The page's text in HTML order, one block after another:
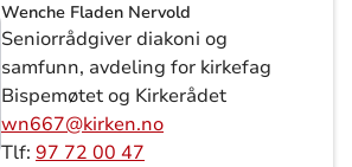
Wenche Fladen Nervold
Seniorrådgiver diakoni og
samfunn, avdeling for kirkefag
Bispemøtet og Kirkerådet
wn667@kirken.no
Tlf: 97 72 00 47